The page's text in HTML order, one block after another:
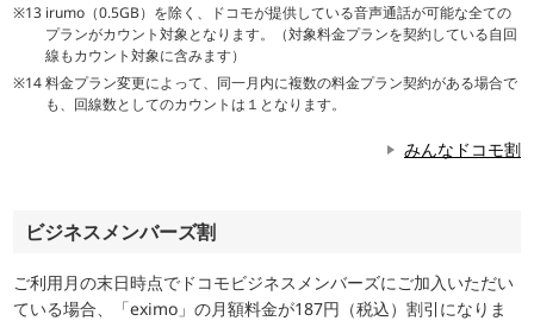
irumo（0.5GB）を除く、ドコモが提供している音声通話が可能な全ての
プランがカウント対象となります。（対象料金プランを契約している自回
線もカウント対象に含みます）
料金プラン変更によって、同一月内に複数の料金プラン契約がある場合で
も、回線数としてのカウントは１となります。
みんなドコモ割
ビジネスメンバーズ割
ご利用月の末日時点でドコモビジネスメンバーズにご加入いただい
ている場合、「eximo」の月額料金が187円（税込）割引になりま